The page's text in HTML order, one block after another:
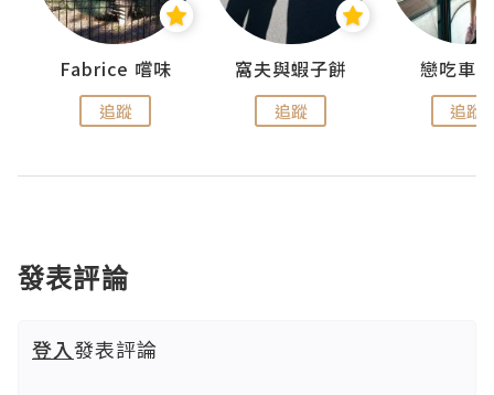
Fabrice 嚐味
追蹤
窩夫與蝦子餅
追蹤
戀吃車
追蹤
發表評論
登入發表評論